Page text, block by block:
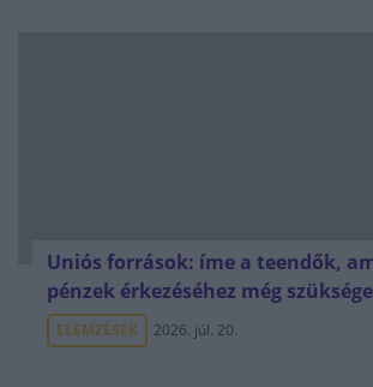
Uniós források: íme a teendők,
pénzek érkezéséhez még
ELEMZÉSEK 2026. júl. 20.